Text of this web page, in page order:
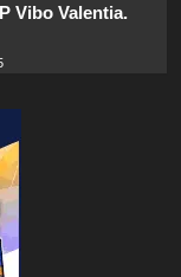
Vibo Valentia.